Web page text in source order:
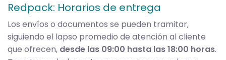
Redpack: Horarios de entrega
Los envíos o documentos se pueden tramitar,
siguiendo el lapso promedio de atención al cliente
que ofrecen, desde las 09:00 hasta las 18:00 horas.